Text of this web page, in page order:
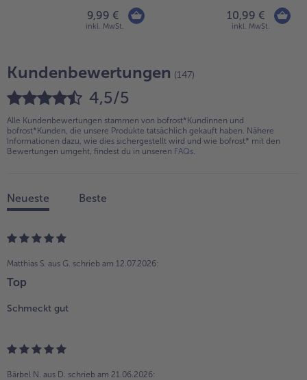
9,99 €
inkl. MwSt.
10,99 €
inkl. MwSt.
Kundenbewertungen (147)
4,5/5
Alle Kundenbewertungen stammen von bofrost*Kundinnen und
bofrost*Kunden, die unsere Produkte tatsächlich gekauft haben. Nähere
Informationen dazu, wie dies sichergestellt wird und wie bofrost* mit den
Bewertungen umgeht, findest du in unseren FAQs.
Neueste Beste
Matthias S. aus G. schrieb am 12.07.2026:
Top
Schmeckt gut
Bärbel N. aus D. schrieb am 21.06.2026: